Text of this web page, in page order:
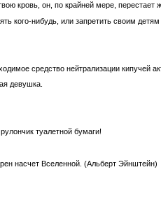
кровь, он, по крайней мере, перестает
кого-нибудь, или запретить своим детям
средство нейтрализации кипучей
девушка.
туалетной бумаги!
насчет Вселенной. (Альберт Эйнштейн)